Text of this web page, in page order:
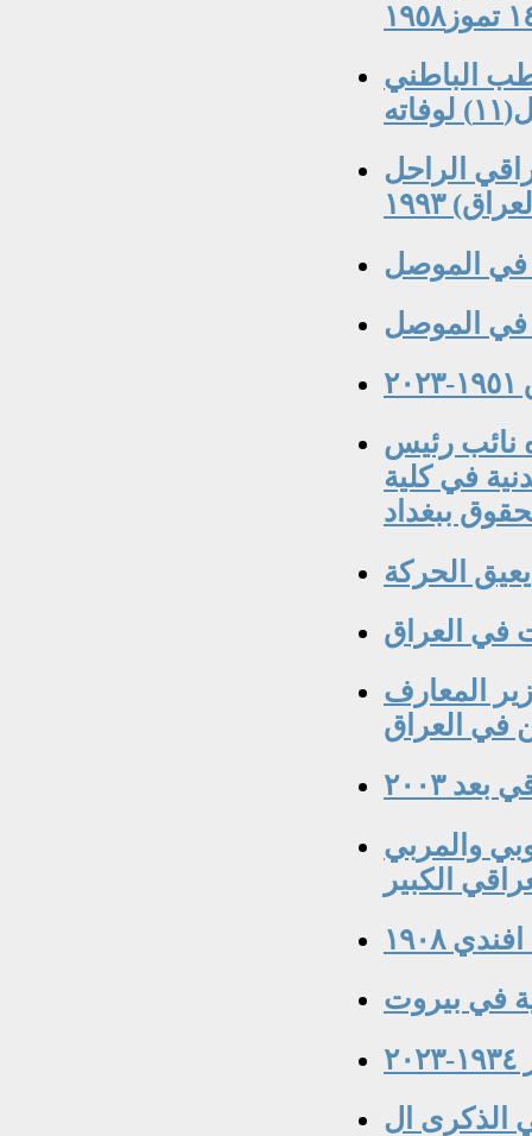
الباطني
العراقي الراحل
١٩٩٣
في الموصل
في الموصل
نائب رئيس
في كلية
ببغداد
يعيق الحركة
الحسين الجلبي ١٨٨٠-١٩٣٩ وزير المعارف
في العراق
٢٠٠٣
العروبي والمربي
الكبير
١٩٠٨
الذكرى ال